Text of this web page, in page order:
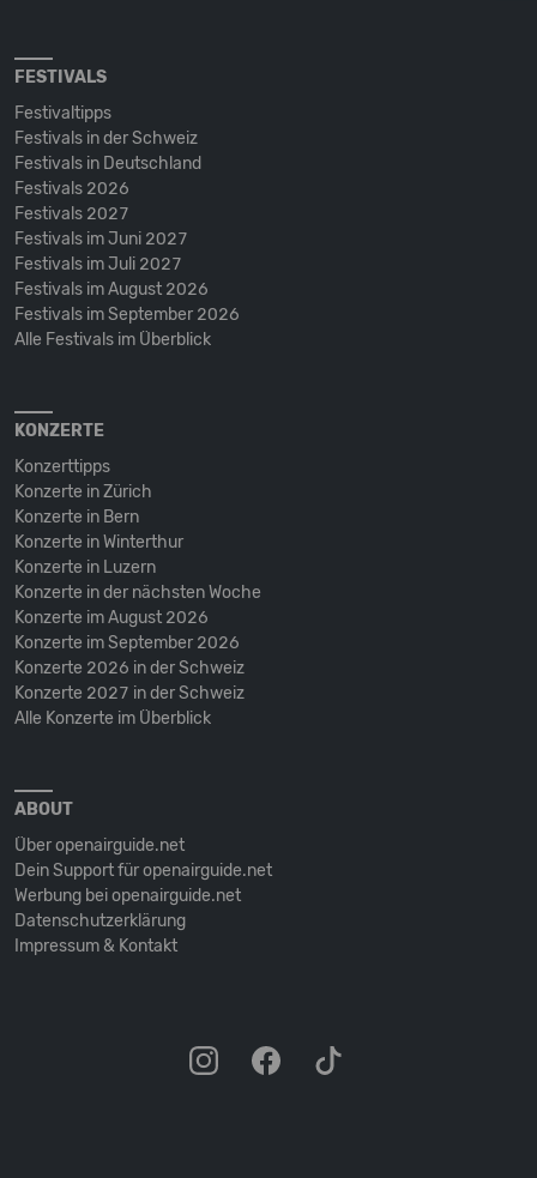
FESTIVALS
Festivaltipps
Festivals in der Schweiz
Festivals in Deutschland
Festivals 2026
Festivals 2027
Festivals im Juni 2027
Festivals im Juli 2027
Festivals im August 2026
Festivals im September 2026
Alle Festivals im Überblick
KONZERTE
Konzerttipps
Konzerte in Zürich
Konzerte in Bern
Konzerte in Winterthur
Konzerte in Luzern
Konzerte in der nächsten Woche
Konzerte im August 2026
Konzerte im September 2026
Konzerte 2026 in der Schweiz
Konzerte 2027 in der Schweiz
Alle Konzerte im Überblick
ABOUT
Über openairguide.net
Dein Support für openairguide.net
Werbung bei openairguide.net
Datenschutz­erklärung
Impressum & Kontakt